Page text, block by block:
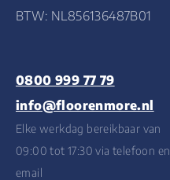
BTW: NL856136487B01
0800 999 77 79
info@floorenmore.nl
Elke werkdag bereikbaar van
09:00 tot 17:30 via telefoon en
email